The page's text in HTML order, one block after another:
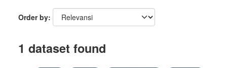
Order by
1 dataset found